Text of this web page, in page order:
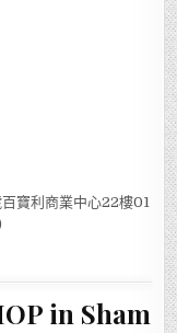
寶利商業中心22樓01
in Sham